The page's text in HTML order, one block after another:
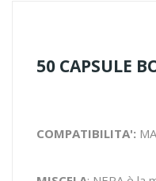
50 CAPSULE
COMPATIBILITA':